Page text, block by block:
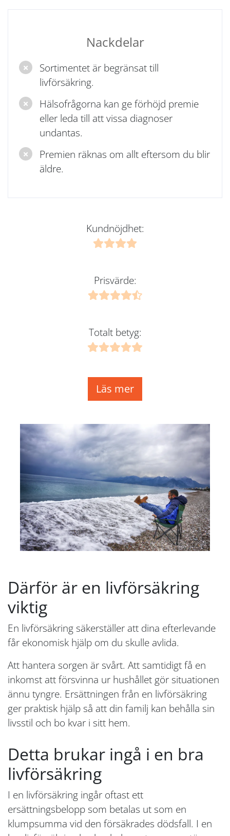
Nackdelar
Sortimentet är begränsat till
livförsäkring.
Hälsofrågorna kan ge förhöjd premie
eller leda till att vissa diagnoser
undantas.
Premien räknas om allt eftersom du blir
äldre.
Kundnöjdhet:
Prisvärde:
Totalt betyg:
Läs mer
Därför är en livförsäkring
viktig
En livförsäkring säkerställer att dina efterlevande
får ekonomisk hjälp om du skulle avlida.
Att hantera sorgen är svårt. Att samtidigt få en
inkomst att försvinna ur hushållet gör situationen
ännu tyngre. Ersättningen från en livförsäkring
ger praktisk hjälp så att din familj kan behålla sin
livsstil och bo kvar i sitt hem.
Detta brukar ingå i en bra
livförsäkring
I en livförsäkring ingår oftast ett
ersättningsbelopp som betalas ut som en
klumpsumma vid den försäkrades dödsfall. I en